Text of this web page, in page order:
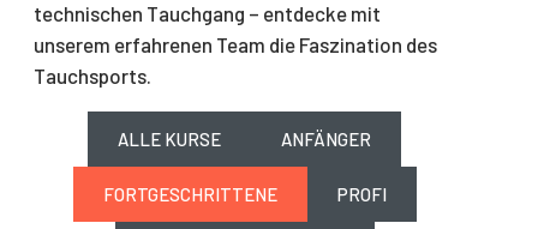
technischen Tauchgang – entdecke mit
unserem erfahrenen Team die Faszination des
Tauchsports.
ALLE KURSE ANFÄNGER
FORTGESCHRITTENE PROFI